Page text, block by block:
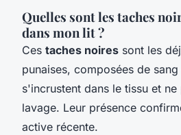
Quelles sont les taches
dans mon lit ?
Ces taches noires sont les
punaises, composées de
s'incrustent dans le tissu et
lavage. Leur présence
active récente.